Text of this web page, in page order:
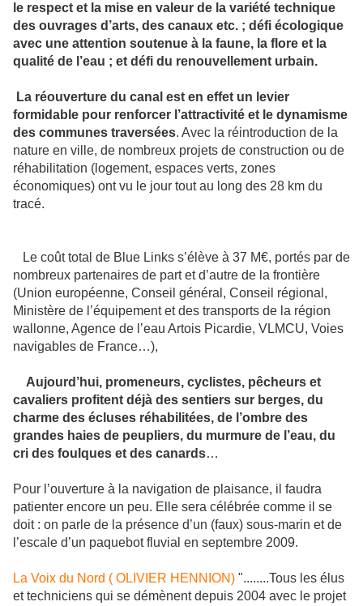
le respect et la mise en valeur de la variété technique
des ouvrages d’arts, des canaux etc. ; défi écologique
avec une attention soutenue à la faune, la flore et la
qualité de l’eau ; et défi du renouvellement urbain.
La réouverture du canal est en effet un levier
formidable pour renforcer l’attractivité et le dynamisme
des communes traversées. Avec la réintroduction de la
nature en ville, de nombreux projets de construction ou de
réhabilitation (logement, espaces verts, zones
économiques) ont vu le jour tout au long des 28 km du
tracé.
Le coût total de Blue Links s’élève à 37 M€, portés par de
nombreux partenaires de part et d’autre de la frontière
(Union européenne, Conseil général, Conseil régional,
Ministère de l’équipement et des transports de la région
wallonne, Agence de l’eau Artois Picardie, VLMCU, Voies
navigables de France…),
Aujourd’hui, promeneurs, cyclistes, pêcheurs et
cavaliers profitent déjà des sentiers sur berges, du
charme des écluses réhabilitées, de l’ombre des
grandes haies de peupliers, du murmure de l’eau, du
cri des foulques et des canards…
Pour l’ouverture à la navigation de plaisance, il faudra
patienter encore un peu. Elle sera célébrée comme il se
doit : on parle de la présence d’un (faux) sous-marin et de
l’escale d’un paquebot fluvial en septembre 2009.
La Voix du Nord ( OLIVIER HENNION) "........Tous les élus
et techniciens qui se démènent depuis 2004 avec le projet